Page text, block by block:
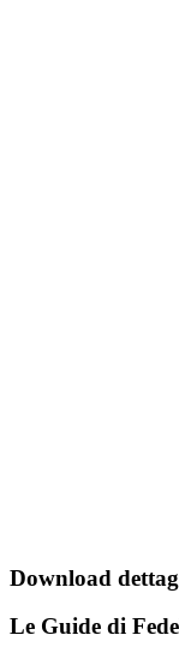
Download
Le Guide di